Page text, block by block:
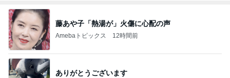
藤あや子「熱湯が」火傷に心配の声
Amebaトピックス 12時間前
ありがとうございます